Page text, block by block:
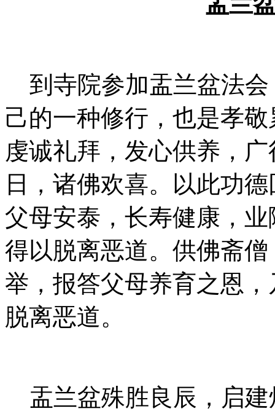
到寺院参加盂兰盆法会
己的一种修行，也是孝
虔诚礼拜，发心供养，
日，诸佛欢喜。以此功
父母安泰，长寿健康，
得以脱离恶道。供佛斋
举，报答父母养育之恩
脱离恶道。
盂兰盆殊胜良辰，启建